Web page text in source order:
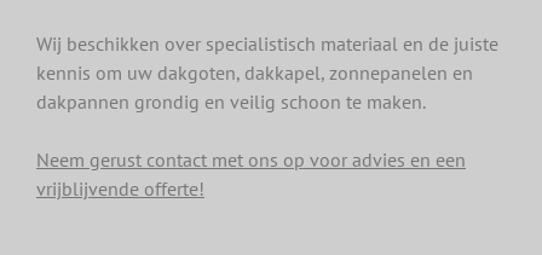
Wij beschikken over specialistisch materiaal en de juiste
kennis om uw dakgoten, dakkapel, zonnepanelen en
dakpannen grondig en veilig schoon te maken.
Neem gerust contact met ons op voor advies en een
vrijblijvende offerte!